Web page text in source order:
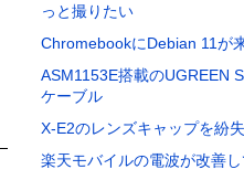
っと撮りたい
ChromebookにDebian 11が
ASM1153E搭載のUGREEN
ケーブル
X-E2のレンズキャップを紛
楽天モバイルの電波が改善